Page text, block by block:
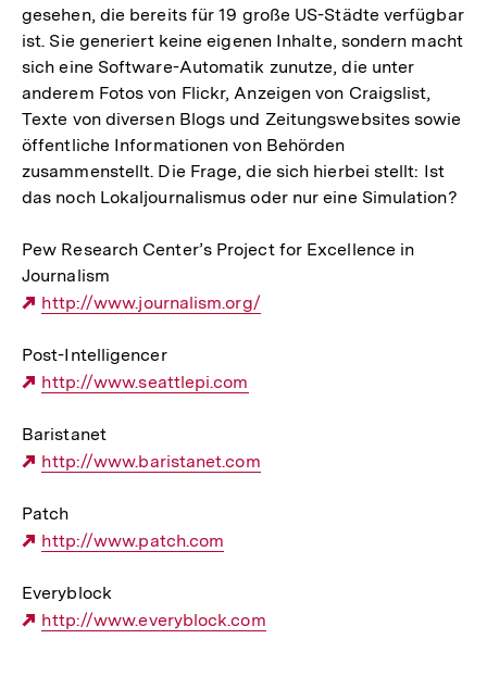
gesehen, die bereits für 19 große US-Städte verfügbar
ist. Sie generiert keine eigenen Inhalte, sondern macht
sich eine Software-Automatik zunutze, die unter
anderem Fotos von Flickr, Anzeigen von Craigslist,
Texte von diversen Blogs und Zeitungswebsites sowie
öffentliche Informationen von Behörden
zusammenstellt. Die Frage, die sich hierbei stellt: Ist
das noch Lokaljournalismus oder nur eine Simulation?
Pew Research Center’s Project for Excellence in
Journalism
Externer
http://www.journalism.org/
Post-Intelligencer
Externer
http://www.seattlepi.com
Baristanet
Externer
http://www.baristanet.com
Patch
Externer
http://www.patch.com
Everyblock
Externer
http://www.everyblock.com